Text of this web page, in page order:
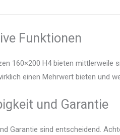
Funktionen
160×200 H4 bieten mittlerweile
einen Mehrwert bieten und
und Garantie
Garantie sind entscheidend.